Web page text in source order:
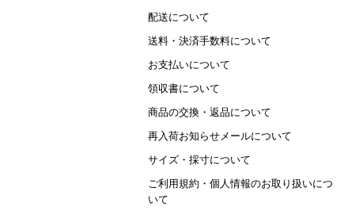
配送について
送料・決済手数料について
お支払いについて
領収書について
商品の交換・返品について
再入荷お知らせメールについて
サイズ・採寸について
ご利用規約・個人情報のお取り扱いにつ
いて